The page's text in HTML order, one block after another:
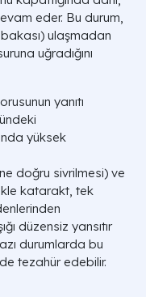
eder. Bu durum,
ulaşmadan
uğradığını
yanıtı
yüksek
doğru sivrilmesi) ve
katarakt, tek
düzensiz yansıtır
durumlarda bu
tezahür edebilir.